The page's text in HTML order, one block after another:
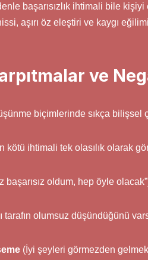
başarısızlık ihtimali bile
aşırı öz eleştiri ve kaygı
ve
biçimlerinde sıkça bilişsel
kötü ihtimali tek olasılık olarak
başarısız oldum, hep öyle
tarafın olumsuz düşündüğünü
(İyi şeyleri görmezden